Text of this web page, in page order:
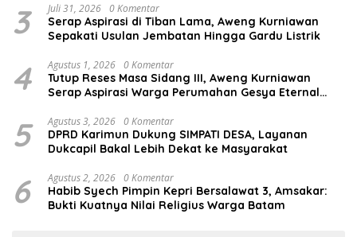
3 Juli 31, 2026 0 Komentar
Serap Aspirasi di Tiban Lama, Aweng Kurniawan
Sepakati Usulan Jembatan Hingga Gardu Listrik
4 Agustus 1, 2026 0 Komentar
Tutup Reses Masa Sidang III, Aweng Kurniawan
Serap Aspirasi Warga Perumahan Gesya Eternal
5 Agustus 3, 2026 0 Komentar
DPRD Karimun Dukung SIMPATI DESA, Layanan
Dukcapil Bakal Lebih Dekat ke Masyarakat
6 Agustus 2, 2026 0 Komentar
Habib Syech Pimpin Kepri Bersalawat 3, Amsakar:
Bukti Kuatnya Nilai Religius Warga Batam